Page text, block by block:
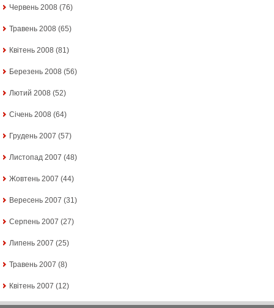
Червень 2008 (76)
Травень 2008 (65)
Квітень 2008 (81)
Березень 2008 (56)
Лютий 2008 (52)
Січень 2008 (64)
Грудень 2007 (57)
Листопад 2007 (48)
Жовтень 2007 (44)
Вересень 2007 (31)
Серпень 2007 (27)
Липень 2007 (25)
Травень 2007 (8)
Квітень 2007 (12)